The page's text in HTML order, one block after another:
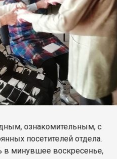
ознакомительным, с
посетителей отдела.
в минувшее воскресенье,